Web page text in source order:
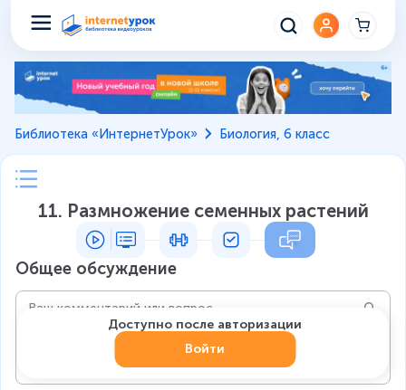
Библиотека «ИнтернетУрок» Биология, 6 класс
11. Размножение семенных растений
Общее обсуждение
Доступно после авторизации
Войти